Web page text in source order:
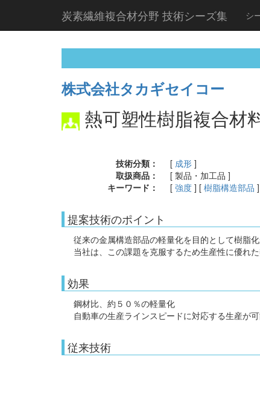
炭素繊維複合材分野 技術シーズ集 シ
株式会社タカギセイコー
熱可塑性樹脂複合材
技術分類：
[ 成形 ]
取扱商品：
[ 製品・加工品 ]
キーワード：
[ 強度 ] [ 樹脂構造部品
提案技術のポイント
従来の金属構造部品の軽量化を目的として樹脂
当社は、この課題を克服するため生産性に優れ
効果
鋼材比、約５０％の軽量化
自動車の生産ラインスピードに対応する生産が
従来技術